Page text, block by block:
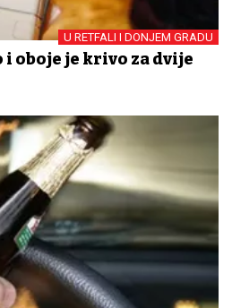
U RETFALI I DONJEM GRADU
oboje je krivo za dvije